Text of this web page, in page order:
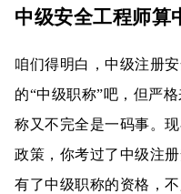
中级安全工程师算
咱们得明白，中级注册
的“中级职称”吧，但严
称又不完全是一码事。
政策，你考过了中级注
有了中级职称的资格，